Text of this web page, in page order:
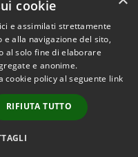
© 2026 • Comune di
Gizzeria • Powered by
Municipium•
Accesso
redazione
cookie
e assimilati strettamente
alla navigazione del sito,
al solo fine di elaborare
e anonime.
cookie policy al seguente link
RIFIUTA TUTTO